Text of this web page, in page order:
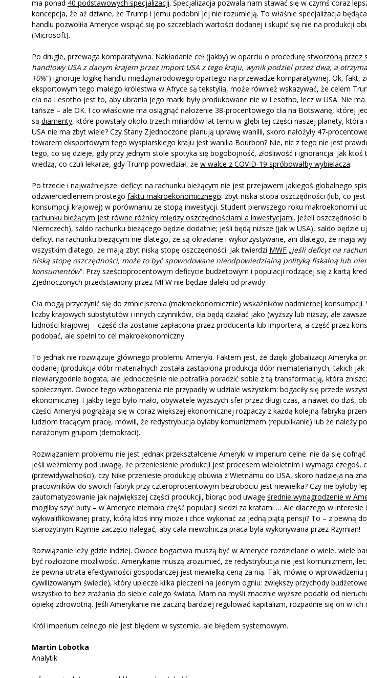
ma ponad 40 podstawowych specjalizacji. Specjalizacja pozwala nam stawać się w czymś coraz
koncepcja, że aż dziwne, że Trump i jemu podobni jej nie rozumieją. To właśnie specjalizacja
handlu pozwoliła Ameryce wspiąć się po szczeblach wartości dodanej i skupić się nie na produkcji
(Microsoft).
Po drugie, przewaga komparatywna. Nakładanie ceł (jakby) w oparciu o procedurę stworzoną przez
handlowy USA z danym krajem przez import USA z tego kraju, wynik podziel przez dwa, a
10%”) ignoruje logikę handlu międzynarodowego opartego na przewadze komparatywnej. Ok, fakt,
eksportowym tego małego królestwa w Afryce są tekstylia, może również wskazywać, że celem
cła na Lesotho jest to, aby ubrania jego marki były produkowane nie w Lesotho, lecz w USA. Nie
tańsze – ale OK. I co właściwie ma osiągnąć nałożenie 38-procentowego cła na Botswanę, której
są diamenty, które powstały około trzech miliardów lat temu w głębi tej części naszej planety,
USA nie ma zbyt wiele? Czy Stany Zjednoczone planują uprawę wanilii, skoro nałożyły 47-
towarem eksportowym tego wyspiarskiego kraju jest wanilia Bourbon? Nie, nic z tego nie jest
tego, co się dzieje, gdy przy jednym stole spotyka się bogobojność, złośliwość i ignorancja. Jak ktoś
wiedzą, co czuli lekarze, gdy Trump powiedział, że w walce z COVID-19 spróbowałby wybielacza.
Po trzecie i najważniejsze: deficyt na rachunku bieżącym nie jest przejawem jakiegoś globalnego
odzwierciedleniem prostego faktu makroekonomicznego: zbyt niska stopa oszczędności (lub, co
konsumpcji krajowej) w porównaniu ze stopą inwestycji. Student pierwszego roku makroekonomii
rachunku bieżącym jest równe różnicy między oszczędnościami a inwestycjami. Jeżeli oszczędności
Niemczech), saldo rachunku bieżącego będzie dodatnie; jeśli będą niższe (jak w USA), saldo będzie
deficyt na rachunku bieżącym nie dlatego, że są okradane i wykorzystywane, ani dlatego, że mają
wszystkim dlatego, że mają zbyt niską stopę oszczędności. Jak twierdzi MWF „jeśli deficyt na
niską stopę oszczędności, może to być spowodowane nieodpowiedzialną polityką fiskalną lub
konsumentów”. Przy sześcioprocentowym deficycie budżetowym i populacji rodzącej się z kartą
Zjednoczonych przedstawiony przez MFW nie będzie daleki od prawdy.
Cła mogą przyczynić się do zmniejszenia (makroekonomicznie) wskaźników nadmiernej
liczby krajowych substytutów i innych czynników, cła będą działać jako (wyższy lub niższy, ale
ludności krajowej – część cła zostanie zapłacona przez producenta lub importera, a część przez
podobać, ale spełni to cel makroekonomiczny.
To jednak nie rozwiązuje głównego problemu Ameryki. Faktem jest, że dzięki globalizacji Ameryka
dodanej (produkcja dóbr materialnych została zastąpiona produkcją dóbr niematerialnych, takich jak
niewiarygodnie bogata, ale jednocześnie nie potrafiła poradzić sobie z tą transformacją, która
społecznym. Owoce tego wzbogacenia nie przypadły w udziale wszystkim: bogaciły się przede
ekonomicznej. I jakby tego było mało, obywatele wyższych sfer przez długi czas, a nawet do dziś,
części Ameryki pogrążają się w coraz większej ekonomicznej rozpaczy z każdą kolejną fabryką
ludziom tracącym pracę, mówili, że redystrybucja byłaby komunizmem (republikanie) lub że należy
narażonym grupom (demokraci).
Rozwiązaniem problemu nie jest jednak przekształcenie Ameryki w imperium celne: nie da się
jeśli weźmiemy pod uwagę, że przeniesienie produkcji jest procesem wieloletnim i wymaga czegoś,
(przewidywalności), czy Nike przeniesie produkcję obuwia z Wietnamu do USA, skoro nadzieja na
pracowników do swoich fabryk przy czteroprocentowym bezrobociu jest niewielka? Czy nie byłoby
zautomatyzowanie jak największej części produkcji, biorąc pod uwagę średnie wynagrodzenie w
mogliby szyć buty – w Ameryce niemała część populacji siedzi za kratami … Ale dlaczego w interesie
wykwalifikowanej pracy, którą ktoś inny może i chce wykonać za jedną piątą pensji? To – z pewną
starożytnym Rzymie zaczęto nalegać, aby cała niewolnicza praca była wykonywana przez Rzymian!
Rozwiązanie leży gdzie indziej. Owoce bogactwa muszą być w Ameryce rozdzielane o wiele, wiele
być rozłożone możliwości. Amerykanie muszą zrozumieć, że redystrybucja nie jest komunizmem,
że pewna utrata efektywności gospodarczej jest niewielką ceną za nią. Tak, mówię o wprowadzeniu
cywilizowanym świecie), który upiecze kilka pieczeni na jednym ogniu: zwiększy przychody
wszystko to bez zrażania do siebie całego świata. Mam na myśli znacznie wyższe podatki od
opiekę zdrowotną. Jeśli Amerykanie nie zaczną bardziej regulować kapitalizm, rozpadnie się on w ich
Król imperium celnego nie jest błędem w systemie, ale błędem systemowym.
Martin Lobotka
Analytik